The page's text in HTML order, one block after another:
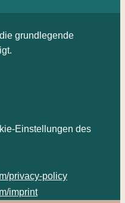
grundlegende
Einstellungen des
privacy-policy
imprint